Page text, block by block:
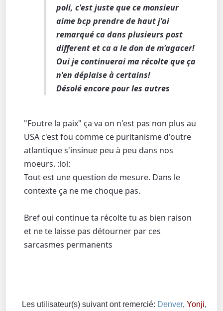
poli, c'est juste que ce monsieur
aime bcp prendre de haut j'ai
remarqué ca dans plusieurs post
different et ca a le don de m'agacer!
Oui je continuerai ma récolte que ça
n'en déplaise à certains!
Désolé encore pour les autres
"Foutre la paix" ça va on n'est pas non plus au
USA c'est fou comme ce puritanisme d'outre
atlantique s'insinue peu à peu dans nos
moeurs. :lol:
Tout est une question de mesure. Dans le
contexte ça ne me choque pas.
Bref oui continue ta récolte tu as bien raison
et ne te laisse pas détourner par ces
sarcasmes permanents
Les utilisateur(s) suivant ont remercié: Denver, Yonji,